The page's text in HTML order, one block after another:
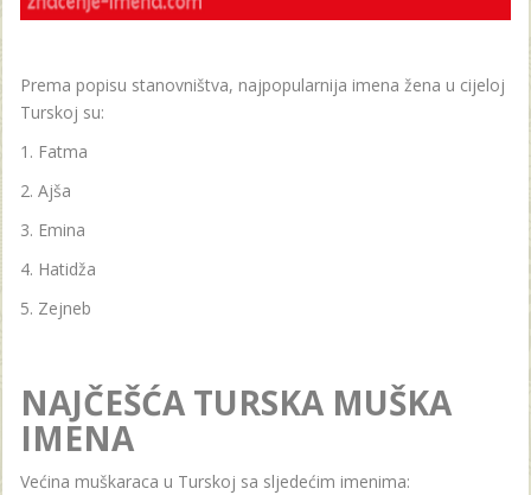
Prema popisu stanovništva, najpopularnija imena žena u cijeloj
Turskoj su:
Fatma
Ajša
Emina
Hatidža
Zejneb
NAJČEŠĆA TURSKA MUŠKA
IMENA
Većina muškaraca u Turskoj sa sljedećim imenima: